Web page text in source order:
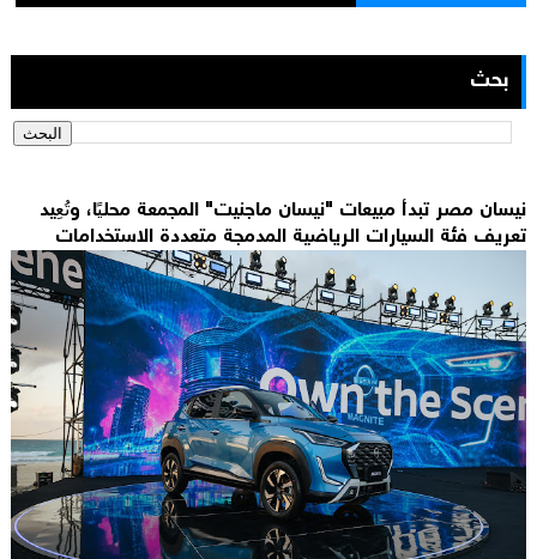
بحث
نيسان مصر تبدأ مبيعات "نيسان ماجنيت" المجمعة محليًا، وتُعِيد
تعريف فئة السيارات الرياضية المدمجة متعددة الاستخدامات